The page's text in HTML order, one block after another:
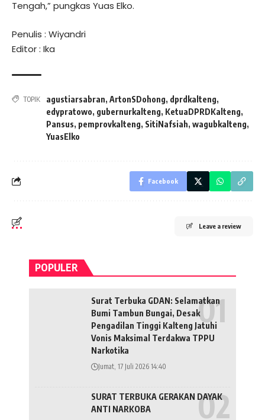
Tengah,” pungkas Yuas Elko.
Penulis : Wiyandri
Editor : Ika
TOPIK agustiarsabran, ArtonSDohong, dprdkalteng,
edypratowo, gubernurkalteng, KetuaDPRDKalteng,
Pansus, pemprovkalteng, SitiNafsiah, wagubkalteng,
YuasElko
Facebook
Leave a review
POPULER
Surat Terbuka GDAN: Selamatkan
Bumi Tambun Bungai, Desak
Pengadilan Tinggi Kalteng Jatuhi
Vonis Maksimal Terdakwa TPPU
Narkotika
Jumat, 17 Juli 2026 14:40
SURAT TERBUKA GERAKAN DAYAK
ANTI NARKOBA